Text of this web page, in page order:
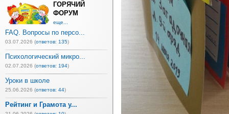
ГОРЯЧИЙ
ФОРУМ
еще...
FAQ. Вопросы по персо...
03.07.2026 (ответов: 135)
Психологический микро...
02.07.2026 (ответов: 194)
Уроки в школе
25.06.2026 (ответов: 44)
Рейтинг и Грамота у...